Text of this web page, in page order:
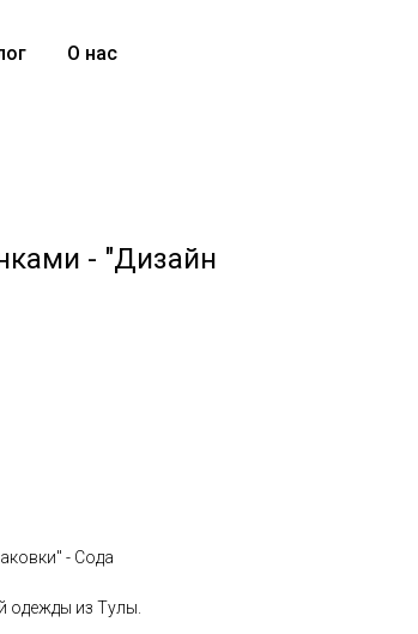
О нас
- "Дизайн
- Сода
одежды из Тулы.